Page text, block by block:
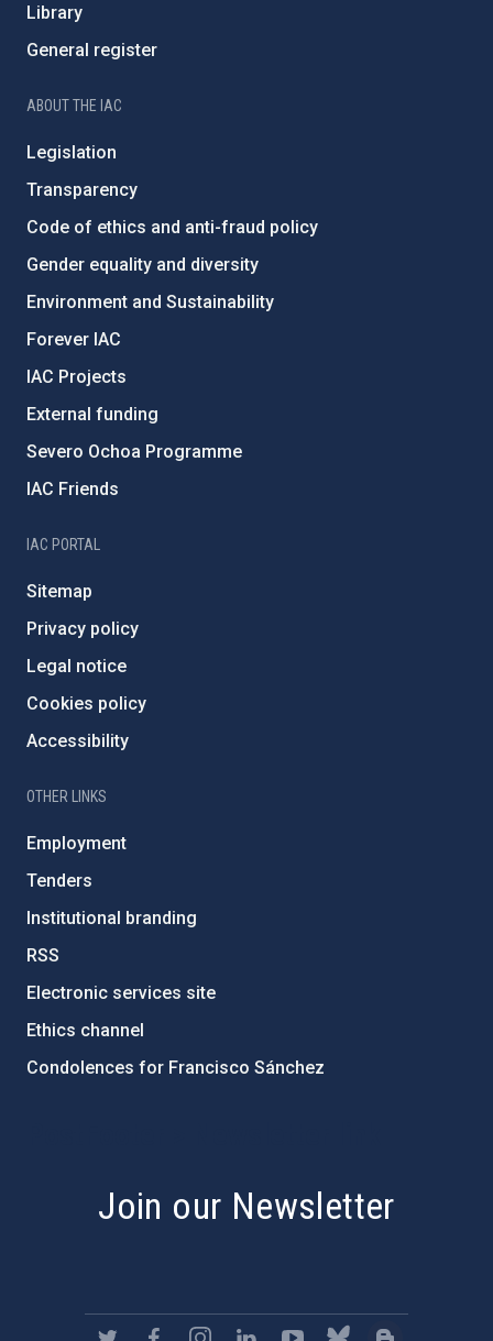
Library
General register
ABOUT THE IAC
Legislation
Transparency
Code of ethics and anti-fraud policy
Gender equality and diversity
Environment and Sustainability
Forever IAC
IAC Projects
External funding
Severo Ochoa Programme
IAC Friends
IAC PORTAL
Sitemap
Privacy policy
Legal notice
Cookies policy
Accessibility
OTHER LINKS
Employment
Tenders
Institutional branding
RSS
Electronic services site
Ethics channel
Condolences for Francisco Sánchez
Join our Newsletter